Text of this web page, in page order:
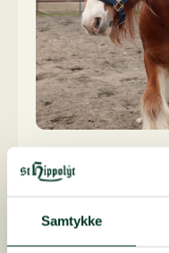
Samtykke
Del denne artikel